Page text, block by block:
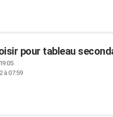
pour tableau
à 07:59